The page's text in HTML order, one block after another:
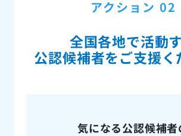
アクション 02
全国各地で活動
公認候補者をご支援く
気になる公認候補者